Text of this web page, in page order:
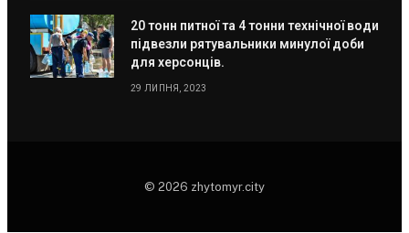
20 тонн питної та 4 тонни технічної води
підвезли рятувальники минулої доби
для херсонців.
29 ЛИПНЯ, 2023
© 2026 zhytomyr.city